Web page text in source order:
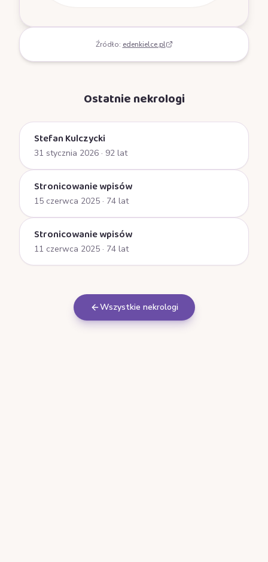
Źródło: edenkielce.pl
Ostatnie nekrologi
Stefan Kulczycki
31 stycznia 2026 · 92 lat
Stronicowanie wpisów
15 czerwca 2025 · 74 lat
Stronicowanie wpisów
11 czerwca 2025 · 74 lat
Wszystkie nekrologi